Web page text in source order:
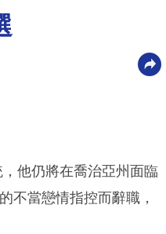
他仍將在喬治亞州面臨
不當戀情指控而辭職，